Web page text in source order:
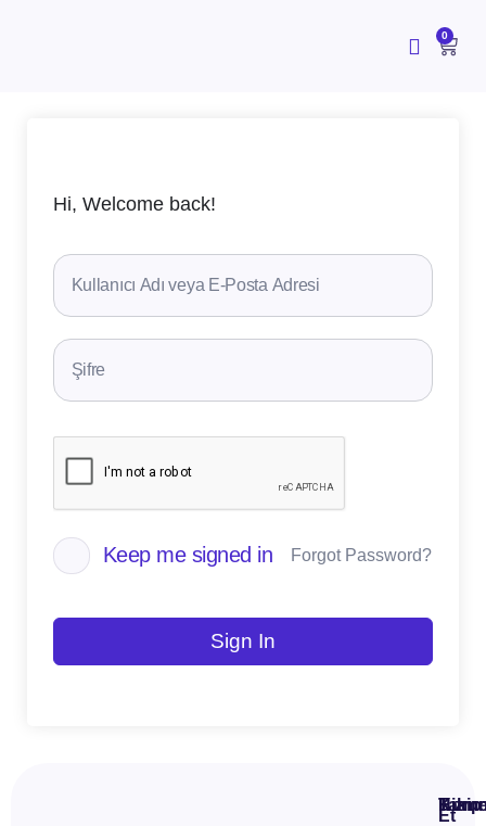
0
Hi, Welcome back!
Keep me signed in Forgot Password?
Sign In
Takip
Et